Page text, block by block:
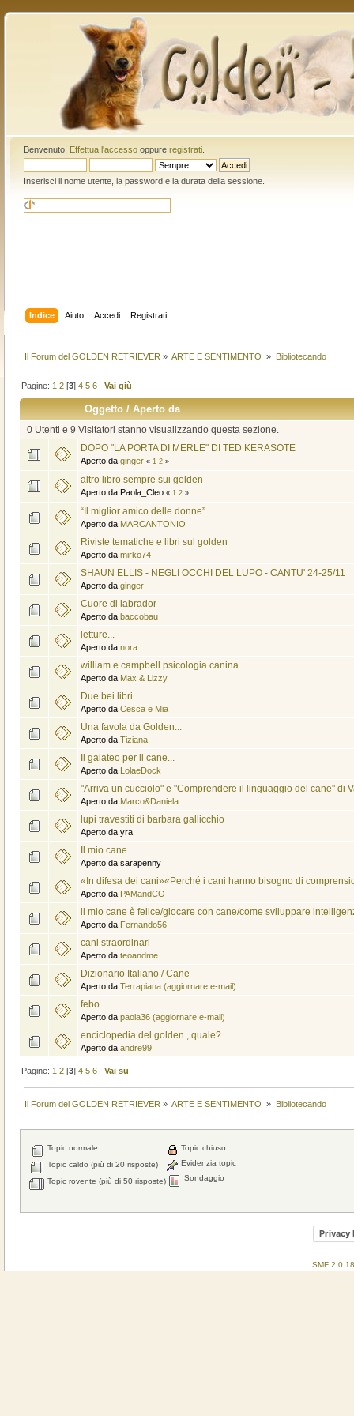
Benvenuto! Effettua l'accessooppure registrati.
Inserisci il nome utente, la password e la durata della sessione.
Indice Aiuto Accedi Registrati
Il Forum del GOLDEN RETRIEVER » ARTE E SENTIMENTO » Bibliotecando
Pagine: 1 2 [3]4 5 6 Vai giù
Oggetto/Aperto da
0 Utenti e 9 Visitatori stanno visualizzando questa sezione.
DOPO "LA PORTA DI MERLE" DI TED KERASOTE
Aperto da ginger « 1 2»
altro libro sempre sui golden
Aperto da Paola_Cleo « 1 2»
“Il miglior amico delle donne”
Aperto da MARCANTONIO
Riviste tematiche e libri sul golden
Aperto da mirko74
SHAUN ELLIS - NEGLI OCCHI DEL LUPO - CANTU' 24-25/11
Aperto da ginger
Cuore di labrador
Aperto da baccobau
letture...
Aperto da nora
william e campbell psicologia canina
Aperto da Max & Lizzy
Due bei libri
Aperto da Cesca e Mia
Una favola da Golden...
Aperto da Tiziana
Il galateo per il cane...
Aperto da LolaeDock
"Arriva un cucciolo" e "Comprendere il linguaggio del cane" di
Aperto da Marco&Daniela
lupi travestiti di barbara gallicchio
Aperto da yra
Il mio cane
Aperto da sarapenny
«In difesa dei cani»«Perché i cani hanno bisogno di
Aperto da PAMandCO
il mio cane è felice/giocare con cane/come sviluppare
Aperto da Fernando56
cani straordinari
Aperto da teoandme
Dizionario Italiano / Cane
Aperto da Terrapiana (aggiornare e-mail)
febo
Aperto da paola36 (aggiornare e-mail)
enciclopedia del golden , quale?
Aperto da andre99
Pagine: 1 2 [3]4 5 6 Vai su
Il Forum del GOLDEN RETRIEVER » ARTE E SENTIMENTO » Bibliotecando
Topic normale
Topic caldo (più di 20 risposte)
Topic rovente (più di 50 risposte)
Topic chiuso
Evidenzia topic
Sondaggio
Privacy
SMF 2.0.18